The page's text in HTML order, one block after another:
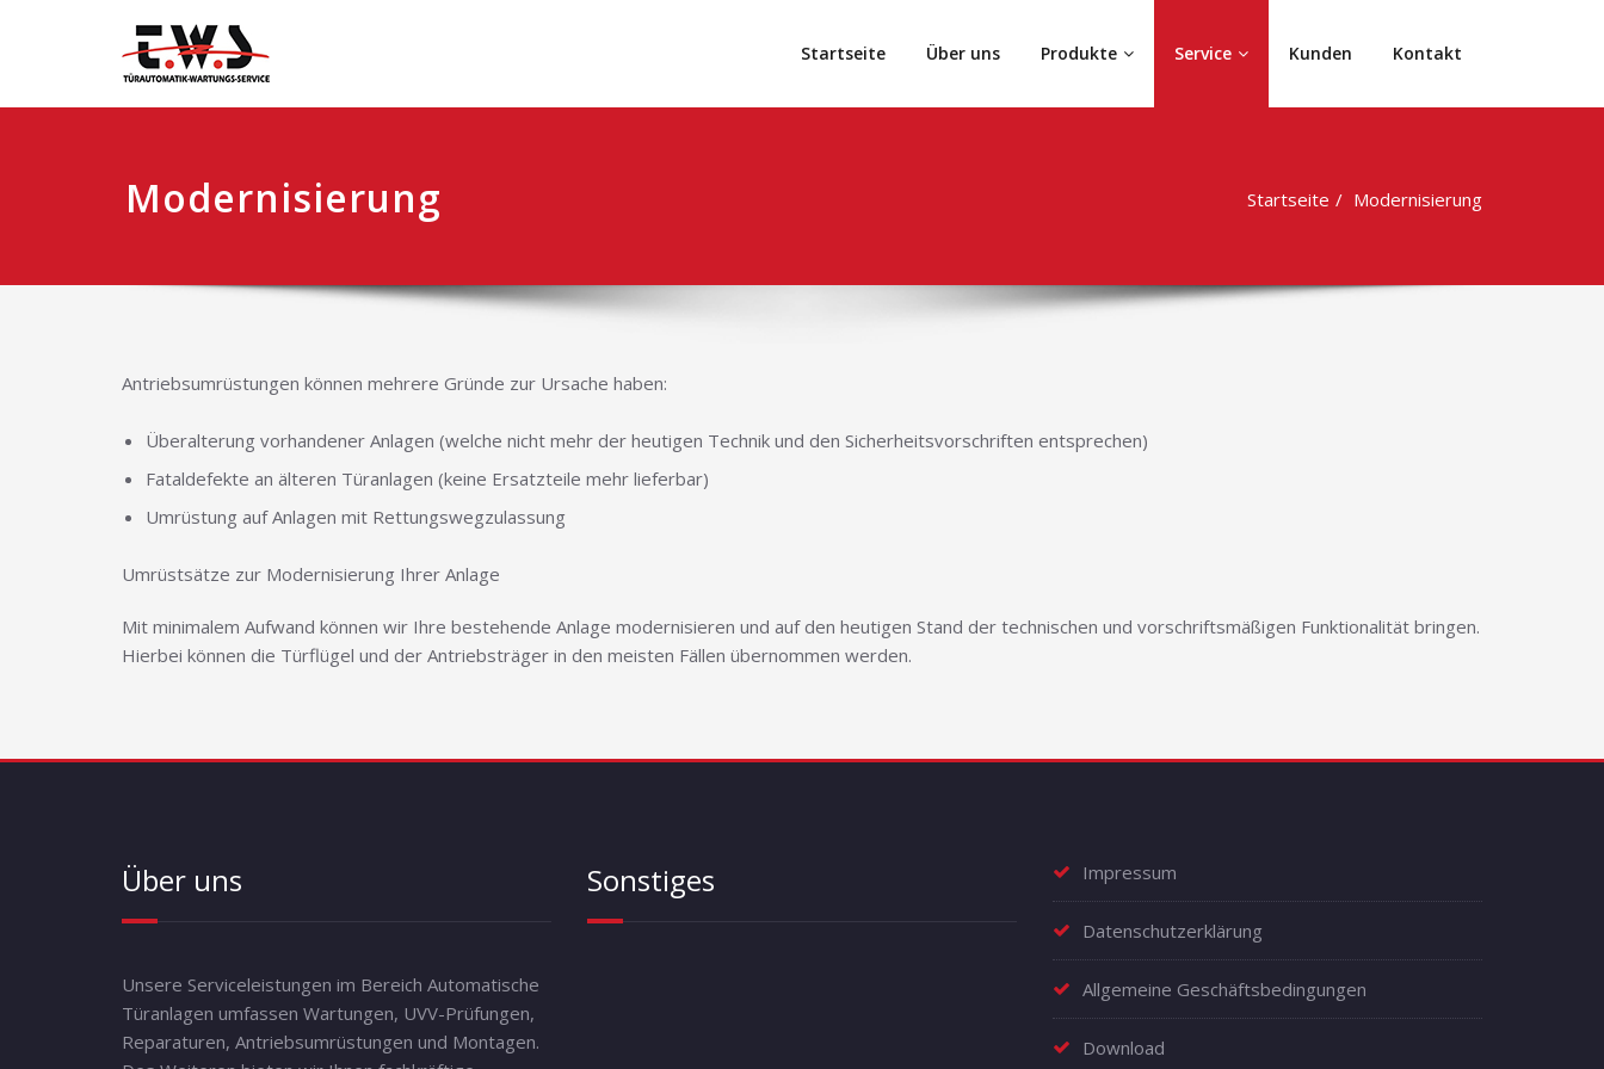
Startseite Über uns Produkte Service Kunden Kontakt
Modernisierung Startseite Modernisierung
Antriebsumrüstungen können mehrere Gründe zur Ursache haben:
Überalterung vorhandener Anlagen (welche nicht mehr der heutigen Technik und den Sicherheitsvorschriften entsprechen)
Fataldefekte an älteren Türanlagen (keine Ersatzteile mehr lieferbar)
Umrüstung auf Anlagen mit Rettungswegzulassung
Umrüstsätze zur Modernisierung Ihrer Anlage
Mit minimalem Aufwand können wir Ihre bestehende Anlage modernisieren und auf den heutigen Stand der technischen und vorschriftsmäßigen Funktionalität bringen.
Hierbei können die Türflügel und der Antriebsträger in den meisten Fällen übernommen werden.
Über uns
Unsere Serviceleistungen im Bereich Automatische
Türanlagen umfassen Wartungen, UVV-Prüfungen,
Reparaturen, Antriebsumrüstungen und Montagen.
Sonstiges Impressum
Datenschutzerklärung
Allgemeine Geschäftsbedingungen
Download